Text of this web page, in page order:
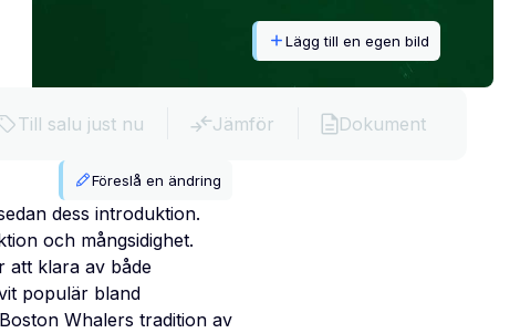
Lägg till en egen bild
Till salu just nu Jämför Dokument
Föreslå en ändring
dess introduktion.
och mångsidighet.
att klara av både
populär bland
Whalers tradition av